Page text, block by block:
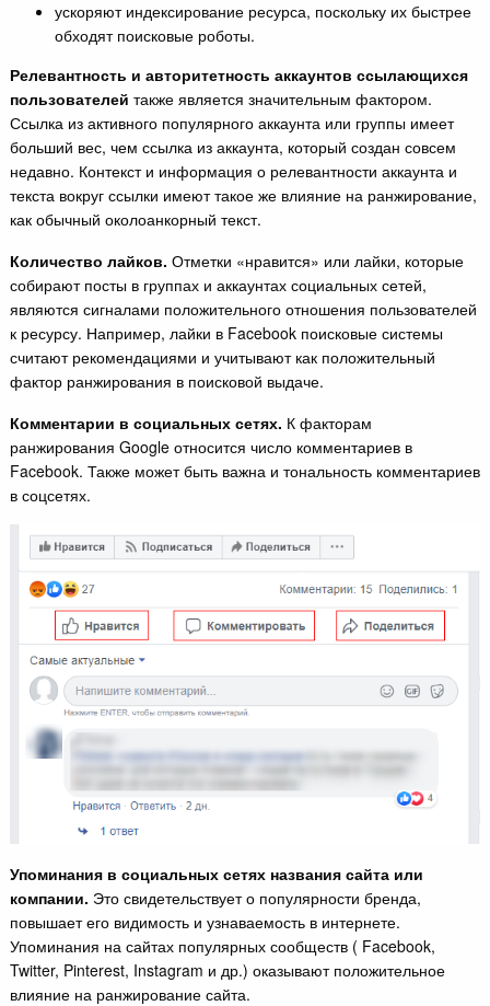
ускоряют индексирование ресурса, поскольку их быстрее
обходят поисковые роботы.
Релевантность и авторитетность аккаунтов ссылающихся
пользователей также является значительным фактором.
Ссылка из активного популярного аккаунта или группы имеет
больший вес, чем ссылка из аккаунта, который создан совсем
недавно. Контекст и информация о релевантности аккаунта и
текста вокруг ссылки имеют такое же влияние на ранжирование,
как обычный околоанкорный текст.
Количество лайков. Отметки «нравится» или лайки, которые
собирают посты в группах и аккаунтах социальных сетей,
являются сигналами положительного отношения пользователей
к ресурсу. Например, лайки в Facebook поисковые системы
считают рекомендациями и учитывают как положительный
фактор ранжирования в поисковой выдаче.
Комментарии в социальных сетях. К факторам
ранжирования Google относится число комментариев в
Facebook. Также может быть важна и тональность комментариев
в соцсетях.
Упоминания в социальных сетях названия сайта или
компании. Это свидетельствует о популярности бренда,
повышает его видимость и узнаваемость в интернете.
Упоминания на сайтах популярных сообществ ( Facebook,
Twitter, Pinterest, Instagram и др.) оказывают положительное
влияние на ранжирование сайта.